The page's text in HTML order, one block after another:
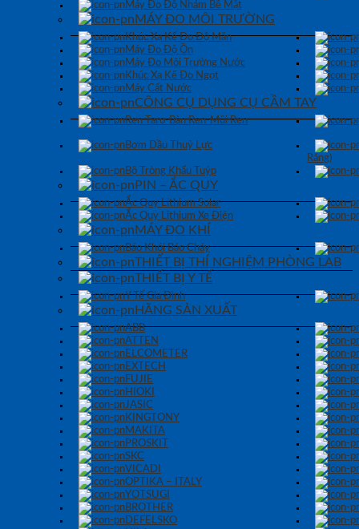
Máy Đo Độ Nhám Bề Mặt
MÁY ĐO MÔI TRƯỜNG
Khúc Xạ Kế Đo Độ Mặn
Máy Đo Độ Ồn
Máy Đo Môi Trường Nước
Khúc Xạ Kế Đo Ngọt
Máy Cất Nước
CÔNG CỤ DỤNG CỤ CẦM TAY
Ren Taro-Bàn Ren-Mũi Ren
Bơm Dầu Thuỷ Lực
Răng)
Bộ Tròng Khẩu Tuýp
PIN – ẮC QUY
Ắc Quy Lithium Solar
Ắc Quy Lithium Xe Điện
MÁY ĐO KHÍ
Báo Khói Báo Cháy
THIẾT BỊ THÍ NGHIỆM PHÒNG LAB
THIẾT BỊ Y TẾ
Y Tế Gia Đình
HÃNG SẢN XUẤT
ABB
ATTEN
ELCOMETER
EXTECH
FUJIE
HIOKI
JASIC
KINGTONY
MAKITA
PROSKIT
SKC
VICADI
OPTIKA – ITALY
YOTSUGI
BROTHER
DEFELSKO